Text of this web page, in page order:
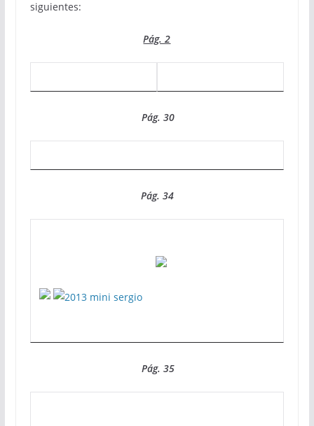
siguientes:
Pág. 2
Pág. 30
Pág. 34
Pág. 35